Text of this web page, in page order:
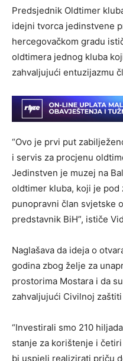
Predsjednik Oldtimer
idejni tvorca jedinstvene
hercegovačkom gradu
oldtimera jednog kluba
zahvaljujući entuzijazmu
“Ovo je prvi put
i servis za procjenu
Jedinstven je muzej na
oldtimer kluba, koji je pod
punopravni član svjetske
predstavnik BiH”, ističe
Naglašava da ideja o
godina zbog želje za
prostorima Mostara i da
zahvaljujući Civilnoj
“Investirali smo 210
stanje za korištenje i
bi uspjeli realizirati priču